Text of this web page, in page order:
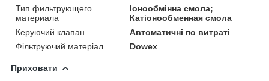
Тип фильтрующего
материала
Іонообмінна смола;
Катіонообменная смола
Керуючий клапан
Автоматичні по витраті
Фільтруючий матеріал
Dowex
Приховати